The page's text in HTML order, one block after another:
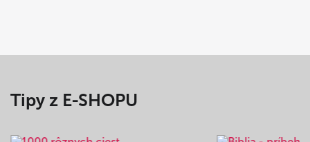
Tipy z E-SHOPU